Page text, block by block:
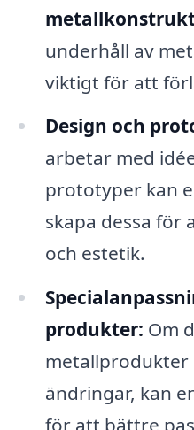
underhåll av
viktigt för att
Design och
arbetar med
prototyper kan
skapa dessa
och estetik.
produkter: Om
metallprodukter
ändringar, kan
för att bättre